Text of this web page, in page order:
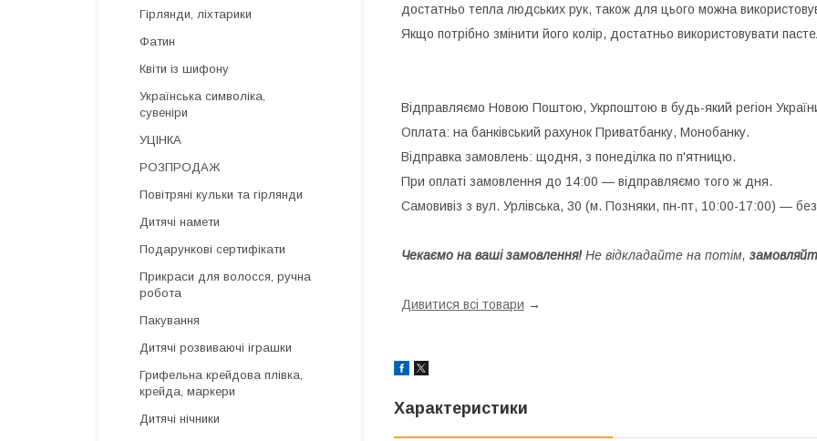
достатньо тепла людських рук, також для цього можна
Якщо потрібно змінити його колір, достатньо використовувати
Відправляємо Новою Поштою, Укрпоштою в будь-який регіон
Оплата: на банківський рахунок Приватбанку, Монобанку.
Відправка замовлень: щодня, з понеділка по п'ятницю.
При оплаті замовлення до 14:00 — відправляємо того ж дня.
Самовивіз з вул. Урлівська, 30 (м. Позняки, пн-пт, 10:00-17:00) —
Чекаємо на ваші замовлення!Не відкладайте на потім,
Дивитися всі товари →
Характеристики
Гірлянди, ліхтарики
Фатин
Квіти із шифону
Українська символіка,
сувеніри
УЦІНКА
РОЗПРОДАЖ
Повітряні кульки та гірлянди
Дитячі намети
Подарункові сертифікати
Прикраси для волосся, ручна
робота
Пакування
Дитячі розвиваючі іграшки
Грифельна крейдова плівка,
крейда, маркери
Дитячі нічники